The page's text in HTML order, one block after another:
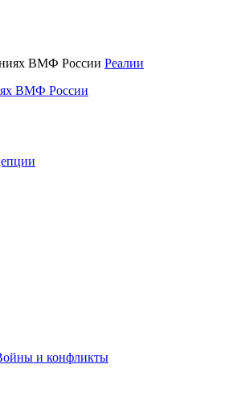
Реалии
ВМФ России
и конфликты